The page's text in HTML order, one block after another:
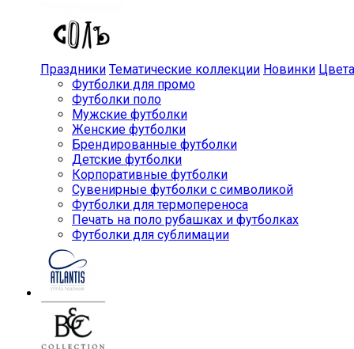
Праздники Тематические коллекции Новинки Цвета
Футболки для промо
Футболки поло
Мужские футболки
Женские футболки
Брендированные футболки
Детские футболки
Корпоративные футболки
Сувенирные футболки с символикой
Футболки для термопереноса
Печать на поло рубашках и футболках
Футболки для сублимации